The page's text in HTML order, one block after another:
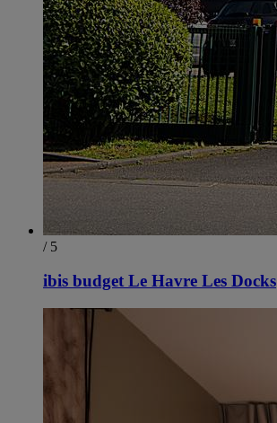
/ 5
ibis budget Le Havre Les Docks